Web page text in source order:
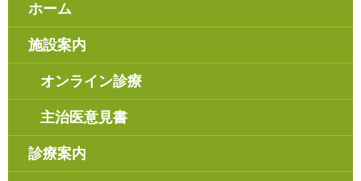
ホーム
施設案内
オンライン診療
主治医意見書
診療案内